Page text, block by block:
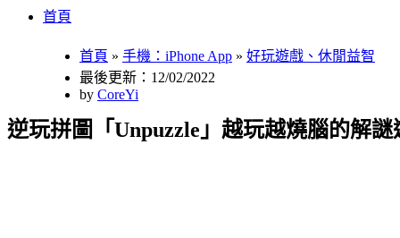
首頁
首頁 » 手機：iPhone App » 好玩遊戲、休閒益智
最後更新：12/02/2022
by CoreYi
逆玩拼圖「Unpuzzle」越玩越燒腦的解謎